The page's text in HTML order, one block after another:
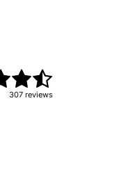
307reviews